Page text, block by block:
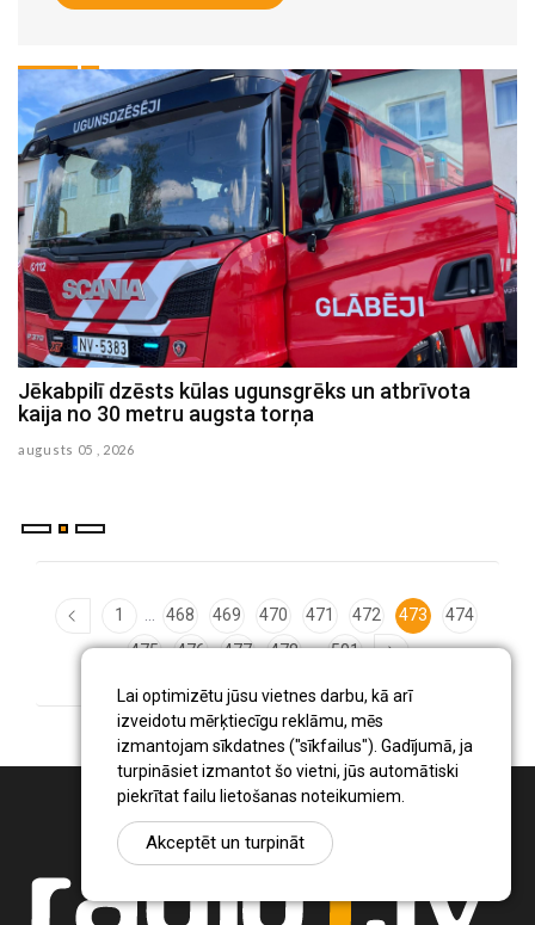
Lai optimizētu jūsu vietnes darbu, kā arī
izveidotu mērķtiecīgu reklāmu, mēs
izmantojam sīkdatnes ("sīkfailus"). Gadījumā, ja
turpināsiet izmantot šo vietni, jūs automātiski
piekrītat failu lietošanas noteikumiem.
Akceptēt un turpināt
Jēkabpilī dzēsts kūlas ugunsgrēks un atbrīvota
kaija no 30 metru augsta torņa
augusts 05 , 2026
1 468 469 470 471 472 473
474
475
476 477 478 ... 501